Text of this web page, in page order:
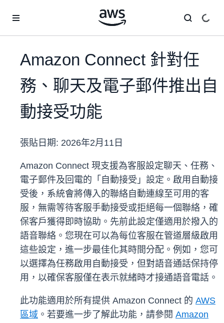
Amazon Connect 針對任
務、聊天及電子郵件推出自
動接受功能
張貼日期: 2026年2月11日
Amazon Connect 現支援為客服設定聊天、任務、
電子郵件及回電的「自動接受」設定。啟用自動接
受後，系統會將傳入的聯絡自動連線至可用的客
服，無需等待客服手動接受或拒絕每一個聯絡，確
保客戶獲得即時協助。先前此設定僅適用於撥入的
語音聯絡。您現在可以為每位客服在管道層級啟用
這些設定，進一步最佳化其時間分配。例如，您可
以選擇為任務啟用自動接受，但對語音通話保持停
用，以確保客服僅在表示就緒時才接通語音電話。
此功能適用於所有提供 Amazon Connect 的 AWS
區域 。若要進一步了解此功能，請參閱 Amazon